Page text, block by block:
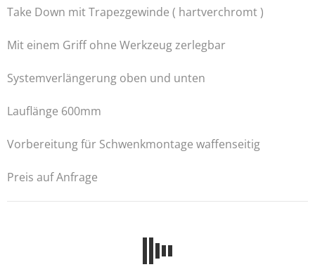
Take Down mit Trapezgewinde ( hartverchromt )
Mit einem Griff ohne Werkzeug zerlegbar
Systemverlängerung oben und unten
Lauflänge 600mm
Vorbereitung für Schwenkmontage waffenseitig
Preis auf Anfrage